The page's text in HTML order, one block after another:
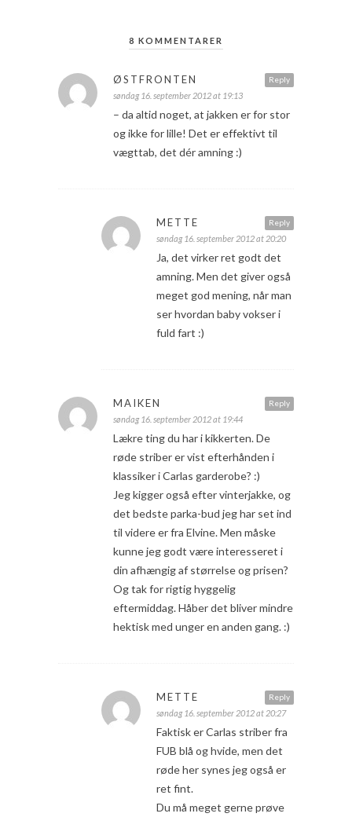
8 KOMMENTARER
Reply
ØSTFRONTEN
søndag 16. september 2012 at 19:13
– da altid noget, at jakken er for stor
og ikke for lille! Det er effektivt til
vægttab, det dér amning :)
Reply
METTE
søndag 16. september 2012 at 20:20
Ja, det virker ret godt det
amning. Men det giver også
meget god mening, når man
ser hvordan baby vokser i
fuld fart :)
Reply
MAIKEN
søndag 16. september 2012 at 19:44
Lækre ting du har i kikkerten. De
røde striber er vist efterhånden i
klassiker i Carlas garderobe? :)
Jeg kigger også efter vinterjakke, og
det bedste parka-bud jeg har set ind
til videre er fra Elvine. Men måske
kunne jeg godt være interesseret i
din afhængig af størrelse og prisen?
Og tak for rigtig hyggelig
eftermiddag. Håber det bliver mindre
hektisk med unger en anden gang. :)
Reply
METTE
søndag 16. september 2012 at 20:27
Faktisk er Carlas striber fra
FUB blå og hvide, men det
røde her synes jeg også er
ret fint.
Du må meget gerne prøve